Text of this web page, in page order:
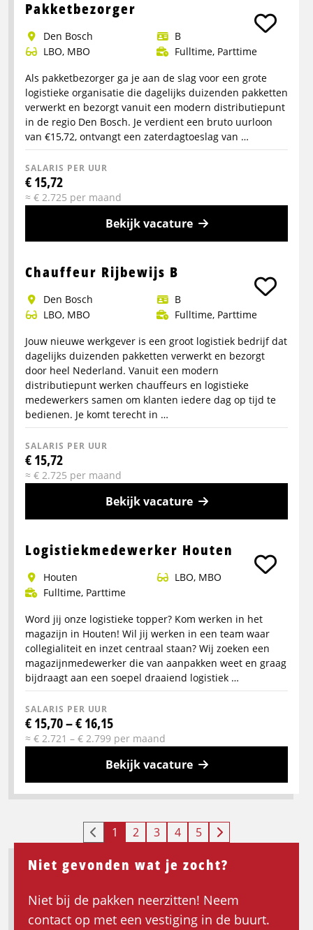
info
Mechanic
Oisterwijk
Pakketbezorger
Den Bosch
B
LBO, MBO
Fulltime, Parttime
Als pakketbezorger ga je aan de slag voor een grote
logistieke organisatie die dagelijks duizenden pakketten
verwerkt en bezorgt vanuit een modern distributiepunt
in de regio Den Bosch. Je verdient een bruto uurloon
van €15,72, ontvangt een zaterdagtoeslag van …
SALARIS PER UUR
€ 15,72
≈ € 2.725 per maand
Bekijk vacature
info
Pakketbezorger
Chauffeur Rijbewijs B
Den Bosch
B
LBO, MBO
Fulltime, Parttime
Jouw nieuwe werkgever is een groot logistiek bedrijf dat
dagelijks duizenden pakketten verwerkt en bezorgt
door heel Nederland. Vanuit een modern
distributiepunt werken chauffeurs en logistieke
medewerkers samen om klanten iedere dag op tijd te
bedienen. Je komt terecht in …
SALARIS PER UUR
€ 15,72
≈ € 2.725 per maand
Bekijk vacature
info
over
Chauffeur
Rijbewijs
B
Logistiekmedewerker Houten
Houten
LBO, MBO
Fulltime, Parttime
Word jij onze logistieke topper? Kom werken in het
magazijn in Houten! Wil jij werken in een team waar
collegialiteit en inzet centraal staan? Wij zoeken een
magazijnmedewerker die van aanpakken weet en graag
bijdraagt aan een soepel draaiend logistiek …
SALARIS PER UUR
€ 15,70 – € 16,15
≈ € 2.721 – € 2.799 per maand
Bekijk vacature
Meer
Logistiekmedewerker
Houten
1 2 3 4 5
Niet gevonden wat je zocht?
Niet bij de pakken neerzitten! Neem
contact op met een vestiging in de buurt.